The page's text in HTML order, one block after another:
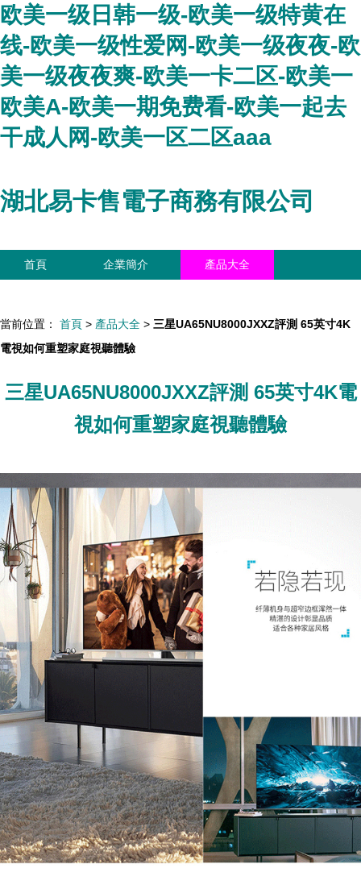
欧美一级日韩一级-欧美一级特黄在
线-欧美一级性爱网-欧美一级夜夜-欧
美一级夜夜爽-欧美一卡二区-欧美一
欧美A-欧美一期免费看-欧美一起去
干成人网-欧美一区二区aaa
湖北易卡售電子商務有限公司
首頁 企業簡介 產品大全
當前位置： 首頁 > 產品大全 > 三星UA65NU8000JXXZ評測 65英寸4K
電視如何重塑家庭視聽體驗
三星UA65NU8000JXXZ評測 65英寸4K電
視如何重塑家庭視聽體驗